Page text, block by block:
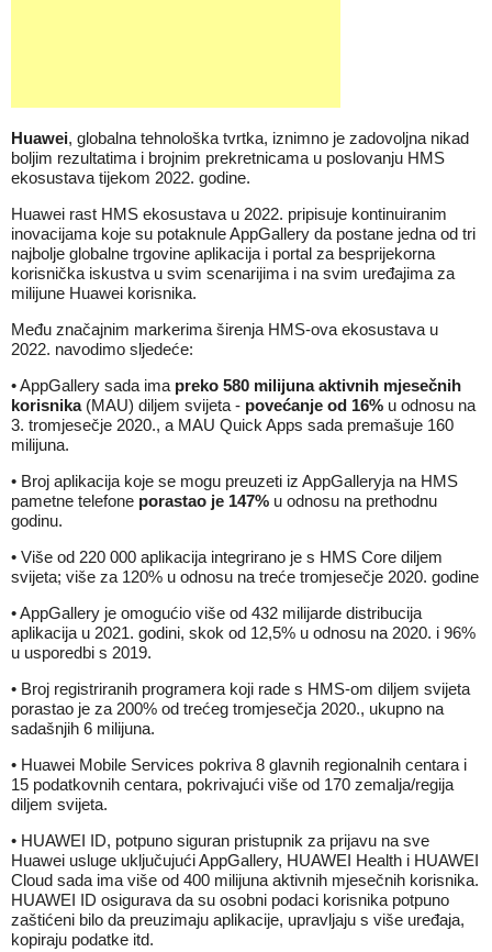
Huawei, globalna tehnološka tvrtka, iznimno je zadovoljna nikad
boljim rezultatima i brojnim prekretnicama u poslovanju HMS
ekosustava tijekom 2022. godine.
Huawei rast HMS ekosustava u 2022. pripisuje kontinuiranim
inovacijama koje su potaknule AppGallery da postane jedna od tri
najbolje globalne trgovine aplikacija i portal za besprijekorna
korisnička iskustva u svim scenarijima i na svim uređajima za
milijune Huawei korisnika.
Među značajnim markerima širenja HMS-ova ekosustava u
2022. navodimo sljedeće:
• AppGallery sada ima preko 580 milijuna aktivnih mjesečnih
korisnika(MAU) diljem svijeta - povećanje od 16% u odnosu na
3. tromjesečje 2020., a MAU Quick Apps sada premašuje 160
milijuna.
• Broj aplikacija koje se mogu preuzeti iz AppGalleryja na HMS
pametne telefone porastao je 147% u odnosu na prethodnu
godinu.
• Više od 220 000 aplikacija integrirano je s HMS Core diljem
svijeta; više za 120% u odnosu na treće tromjesečje 2020. godine
• AppGallery je omogućio više od 432 milijarde distribucija
aplikacija u 2021. godini, skok od 12,5% u odnosu na 2020. i 96%
u usporedbi s 2019.
• Broj registriranih programera koji rade s HMS-om diljem svijeta
porastao je za 200% od trećeg tromjesečja 2020., ukupno na
sadašnjih 6 milijuna.
• Huawei Mobile Services pokriva 8 glavnih regionalnih centara i
15 podatkovnih centara, pokrivajući više od 170 zemalja/regija
diljem svijeta.
• HUAWEI ID, potpuno siguran pristupnik za prijavu na sve
Huawei usluge uključujući AppGallery, HUAWEI Health i HUAWEI
Cloud sada ima više od 400 milijuna aktivnih mjesečnih korisnika.
HUAWEI ID osigurava da su osobni podaci korisnika potpuno
zaštićeni bilo da preuzimaju aplikacije, upravljaju s više uređaja,
kopiraju podatke itd.